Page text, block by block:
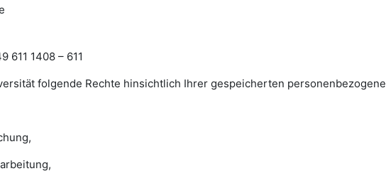
611 1408 – 611
folgende Rechte hinsichtlich Ihrer gespeicherten